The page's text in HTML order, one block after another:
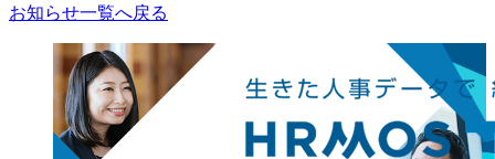
お知らせ一覧へ戻る